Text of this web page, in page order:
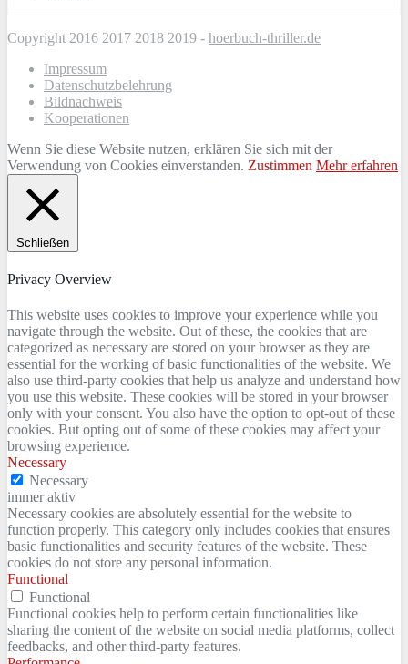
Copyright 2016 2017 2018 2019 - hoerbuch-thriller.de
Impressum
Datenschutzbelehrung
Bildnachweis
Kooperationen
Wenn Sie diese Website nutzen, erklären Sie sich mit der
Verwendung von Cookies einverstanden. Zustimmen Mehr erfahren
Schließen
Privacy Overview
This website uses cookies to improve your experience while you
navigate through the website. Out of these, the cookies that are
categorized as necessary are stored on your browser as they are
essential for the working of basic functionalities of the website. We
also use third-party cookies that help us analyze and understand how
you use this website. These cookies will be stored in your browser
only with your consent. You also have the option to opt-out of these
cookies. But opting out of some of these cookies may affect your
browsing experience.
Necessary
Necessary
immer aktiv
Necessary cookies are absolutely essential for the website to
function properly. This category only includes cookies that ensures
basic functionalities and security features of the website. These
cookies do not store any personal information.
Functional
Functional
Functional cookies help to perform certain functionalities like
sharing the content of the website on social media platforms, collect
feedbacks, and other third-party features.